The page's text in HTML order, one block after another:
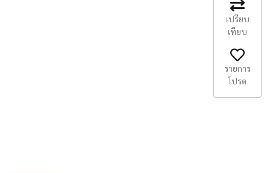
เปรียบ
เทียบ
รายการ
โปรด